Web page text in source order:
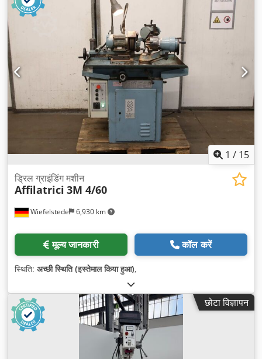
1 / 15
Wiefelstede 6,930 km
ड्रिल ग्राइंडिंग मशीन
Affilatrici 3M 4/60
मूल्य जानकारी कॉल करें
स्थिति: अच्छी स्थिति (इस्तेमाल किया हुआ),
छोटा विज्ञापन